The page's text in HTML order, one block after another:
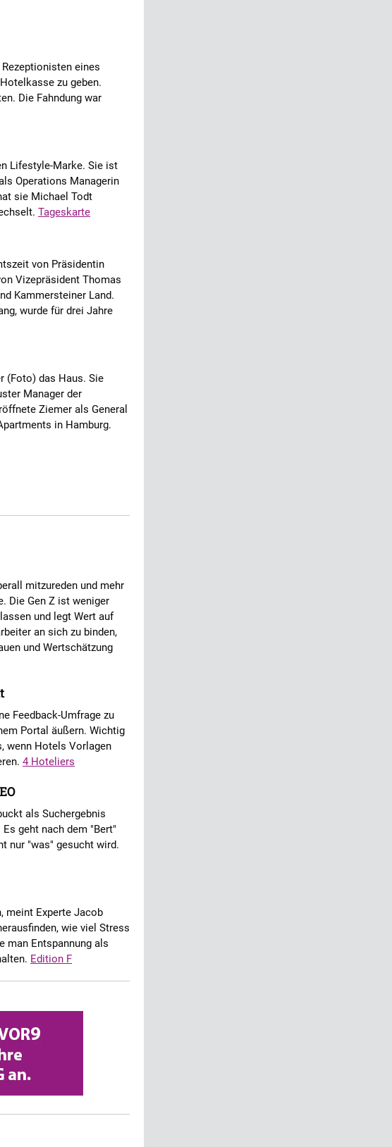
eines
zu geben.
Die Fahndung war
Lifestyle-Marke. Sie ist
Operations Managerin
sie Michael Todt
Tageskarte
von Präsidentin
Vizepräsident Thomas
Kammersteiner Land.
wurde für drei Jahre
(Foto) das Haus. Sie
Manager der
Ziemer als General
in Hamburg.
mitzureden und mehr
Die Gen Z ist weniger
und legt Wert auf
an sich zu binden,
und Wertschätzung
Feedback-Umfrage zu
Portal äußern. Wichtig
wenn Hotels Vorlagen
4 Hoteliers
als Suchergebnis
geht nach dem "Bert"
nur "was" gesucht wird.
meint Experte Jacob
wie viel Stress
man Entspannung als
Edition F